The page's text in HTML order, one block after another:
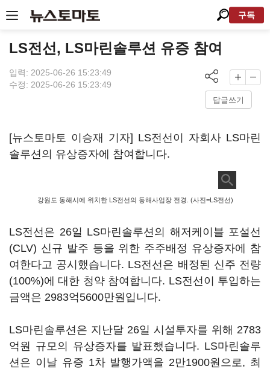
구독
LS전선, LS마린솔루션 유증 참여
입력: 2025-06-26 15:23:49
수정: 2025-06-26 15:23:49
답글쓰기
[뉴스토마토 이승재 기자] LS전선이 자회사 LS마린
솔루션의 유상증자에 참여합니다.
강원도 동해시에 위치한 LS전선의 동해사업장 전경. (사진=LS전선)
LS전선은 26일 LS마린솔루션의 해저케이블 포설선
(CLV) 신규 발주 등을 위한 주주배정 유상증자에 참
여한다고 공시했습니다. LS전선은 배정된 신주 전량
(100%)에 대한 청약 참여합니다. LS전선이 투입하는
금액은 2983억5600만원입니다.
LS마린솔루션은 지난달 26일 시설투자를 위해 2783
억원 규모의 유상증자를 발표했습니다. LS마린솔루
션은 이날 유증 1차 발행가액을 2만1900원으로, 최